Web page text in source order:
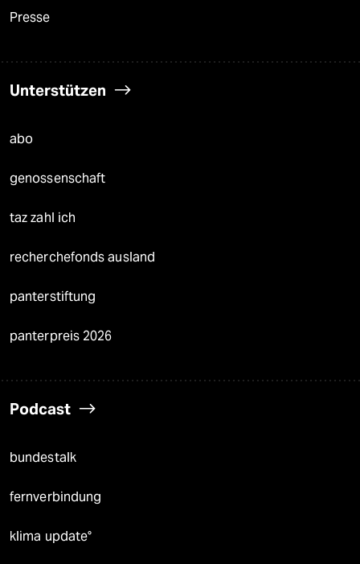
Presse
Unterstützen
abo
genossenschaft
taz zahl ich
recherchefonds ausland
panterstiftung
panterpreis 2026
Podcast
bundestalk
fernverbindung
klima update°